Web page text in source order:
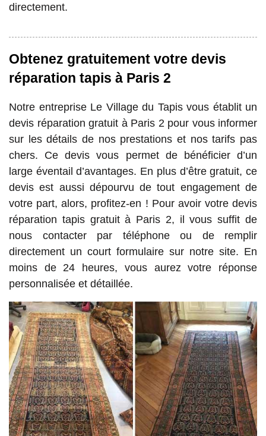
directement.
Obtenez gratuitement votre devis
réparation tapis à Paris 2
Notre entreprise Le Village du Tapis vous établit un
devis réparation gratuit à Paris 2 pour vous informer
sur les détails de nos prestations et nos tarifs pas
chers. Ce devis vous permet de bénéficier d’un
large éventail d’avantages. En plus d’être gratuit, ce
devis est aussi dépourvu de tout engagement de
votre part, alors, profitez-en ! Pour avoir votre devis
réparation tapis gratuit à Paris 2, il vous suffit de
nous contacter par téléphone ou de remplir
directement un court formulaire sur notre site. En
moins de 24 heures, vous aurez votre réponse
personnalisée et détaillée.